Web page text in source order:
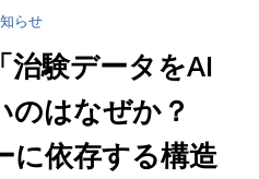
らせ
治験データをAI
のはなぜか？
に依存する構造